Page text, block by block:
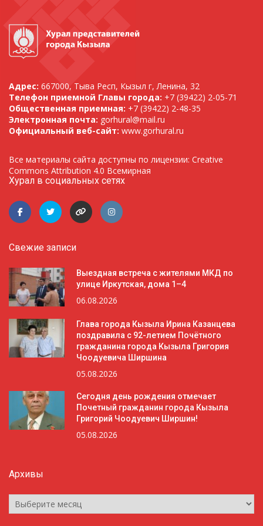
Адрес: 667000, Тыва Респ, Кызыл г, Ленина, 32
Телефон приемной Главы города: +7 (39422) 2-05-71
Общественная приемная: +7 (39422) 2-48-35
Электронная почта: gorhural@mail.ru
Официальный веб-сайт: www.gorhural.ru
Все материалы сайта доступны по лицензии: Creative
Commons Attribution 4.0 Всемирная
Хурал в социальных сетях
Свежие записи
Выездная встреча с жителями МКД по
улице Иркутская, дома 1–4
06.08.2026
Глава города Кызыла Ирина Казанцева
поздравила с 92-летием Почётного
гражданина города Кызыла Григория
Чоодуевича Ширшина
05.08.2026
Сегодня день рождения отмечает
Почетный гражданин города Кызыла
Григорий Чоодуевич Ширшин!
05.08.2026
Архивы
Архивы